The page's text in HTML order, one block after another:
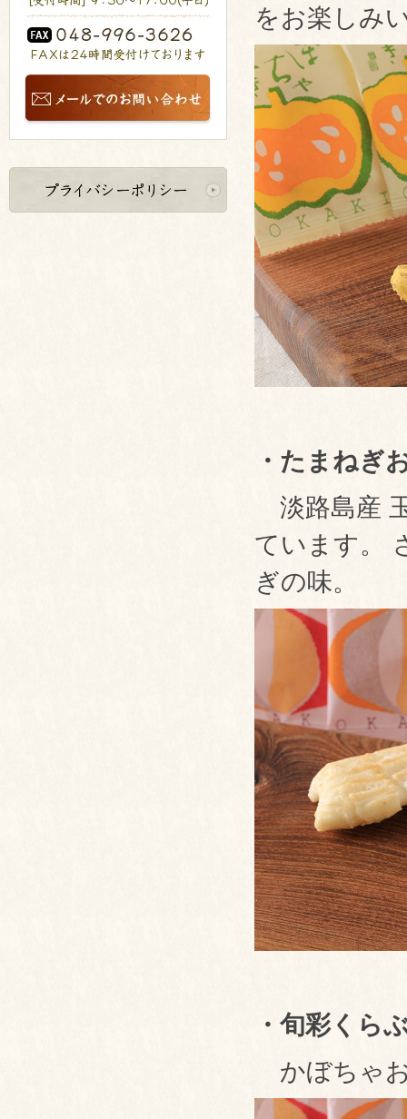
をお楽しみ
・たまねぎ
淡路島産
ています。
ぎの味。
・旬彩くら
かぼちゃ